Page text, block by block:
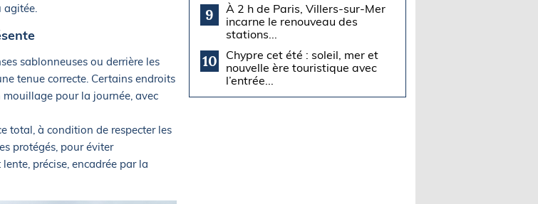
agitée.
sablonneuses ou derrière les
tenue correcte. Certains endroits
pour la journée, avec
total, à condition de respecter les
protégés, pour éviter
précise, encadrée par la
9
À 2 h de Paris, Villers-sur-Mer
incarne le renouveau des
stations...
10
Chypre cet été : soleil, mer et
nouvelle ère touristique avec
l’entrée...